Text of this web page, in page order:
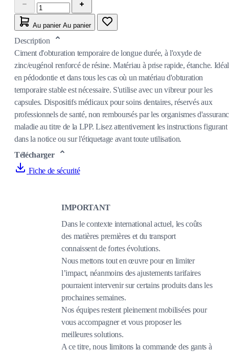
Au panier Au panier
Description
Ciment d'obturation temporaire de longue durée, à l'oxyde de
zinc/eugénol renforcé de résine. Matériau à prise rapide, étanche. Idéal
en pédodontie et dans tous les cas où un matériau d'obturation
temporaire stable est nécessaire. S'utilise avec un vibreur pour les
capsules. Dispositifs médicaux pour soins dentaires, réservés aux
professionnels de santé, non remboursés par les organismes
maladie au titre de la LPP. Lisez attentivement les instructions figurant
dans la notice ou sur l'étiquetage avant toute utilisation.
Télécharger
Fiche de sécurité
IMPORTANT
Dans le contexte international actuel, les coûts
des matières premières et du transport
connaissent de fortes évolutions.
Nous mettons tout en œuvre pour en limiter
l’impact, néanmoins des ajustements tarifaires
pourraient intervenir sur certains produits dans les
prochaines semaines.
Nos équipes restent pleinement mobilisées pour
vous accompagner et vous proposer les
meilleures solutions.
A ce titre, nous limitons la commande des gants à